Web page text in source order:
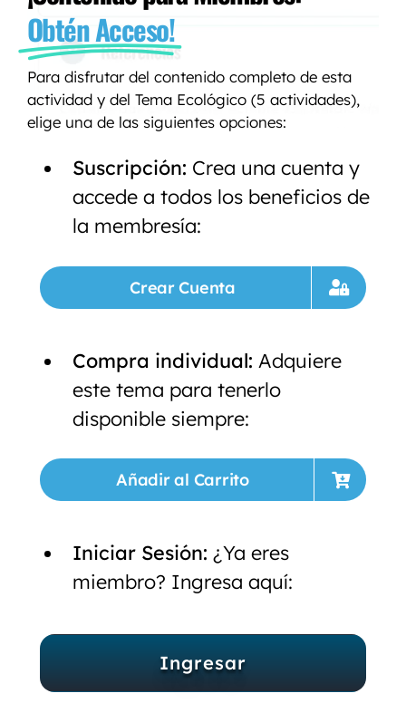
Obtén Acceso!
Para disfrutar del contenido completo de esta
actividad y del Tema Ecológico (5 actividades),
elige una de las siguientes opciones:
Suscripción: Crea una cuenta y
accede a todos los beneficios de
la membresía:
Crear Cuenta
Compra individual: Adquiere
este tema para tenerlo
disponible siempre:
Añadir al Carrito
Iniciar Sesión: ¿Ya eres
miembro? Ingresa aquí:
Ingresar